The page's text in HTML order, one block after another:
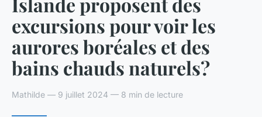
excursions pour voir les
aurores boréales et des
bains chauds naturels?
Mathilde — 9 juillet 2024 — 8 min de lecture